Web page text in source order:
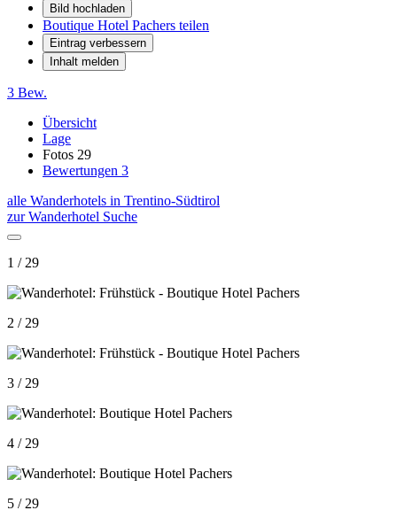
Bild hochladen
Boutique Hotel Pachers teilen
Eintrag verbessern
Inhalt melden
3 Bew.
Übersicht
Lage
Fotos 29
Bewertungen 3
alle Wanderhotels in Trentino-Südtirol
zur Wanderhotel Suche
1 / 29
2 / 29
3 / 29
4 / 29
5 / 29